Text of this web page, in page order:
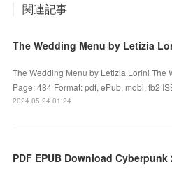
関連記事
The Wedding Menu by Letizia
The Wedding Menu by Letizia Lorini The
Page: 484 Format: pdf, ePub, mobi, fb2
2024.05.24 01:24
PDF EPUB Download Cyberpunk